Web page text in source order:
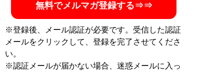
無料でメルマガ登録する⇒⇒
※登録後、メール認証が必要です。受信した認証
メールをクリックして、登録を完了させてくださ
い。
※認証メールが届かない場合、迷惑メールに入っ